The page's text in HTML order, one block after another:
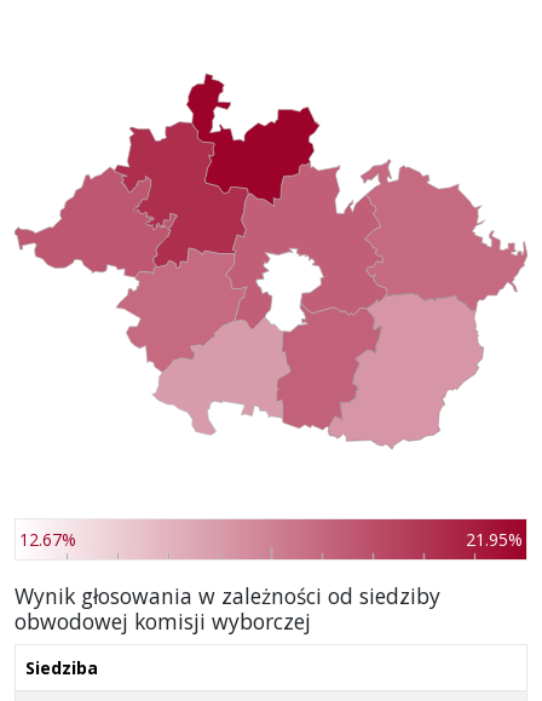
12.67% 21.95%
Wynik głosowania w zależności od siedziby
obwodowej komisji wyborczej
Siedziba